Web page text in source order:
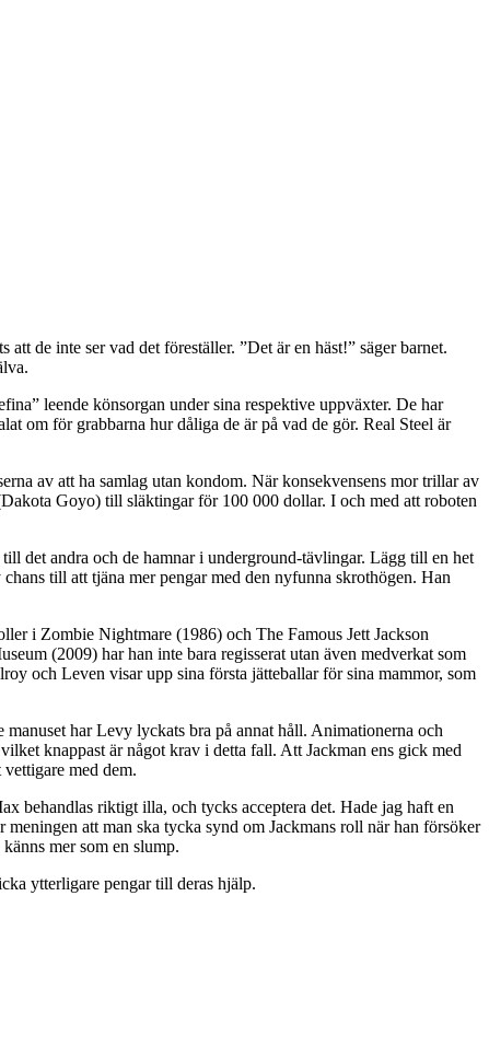
de inte ser vad det föreställer. ”Det är en häst!” säger barnet.
leende könsorgan under sina respektive uppväxter. De har
om för grabbarna hur dåliga de är på vad de gör. Real Steel är
av att ha samlag utan kondom. När konsekvensens mor trillar av
Goyo) till släktingar för 100 000 dollar. I och med att roboten
det andra och de hamnar i underground-tävlingar. Lägg till en het
till att tjäna mer pengar med den nyfunna skrothögen. Han
i Zombie Nightmare (1986) och The Famous Jett Jackson
(2009) har han inte bara regisserat utan även medverkat som
och Leven visar upp sina första jätteballar för sina mammor, som
har Levy lyckats bra på annat håll. Animationerna och
knappast är något krav i detta fall. Att Jackman ens gick med
med dem.
behandlas riktigt illa, och tycks acceptera det. Hade jag haft en
att man ska tycka synd om Jackmans roll när han försöker
mer som en slump.
ytterligare pengar till deras hjälp.